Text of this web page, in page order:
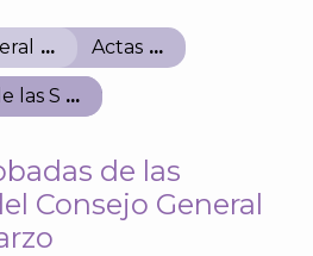
Actas
las Sesiones del Consejo
de las
Consejo General